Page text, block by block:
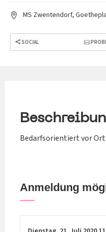
MS Zwentendorf,
SOCIAL
Bedarfsorientiert vor Ort
Anmeldung